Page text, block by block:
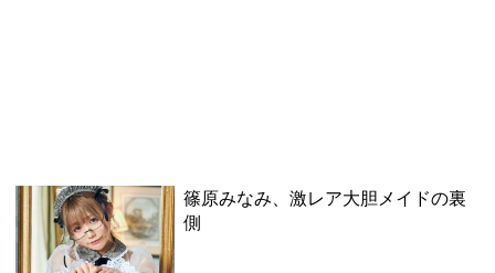
篠原みなみ、激レア大胆メイドの裏
側